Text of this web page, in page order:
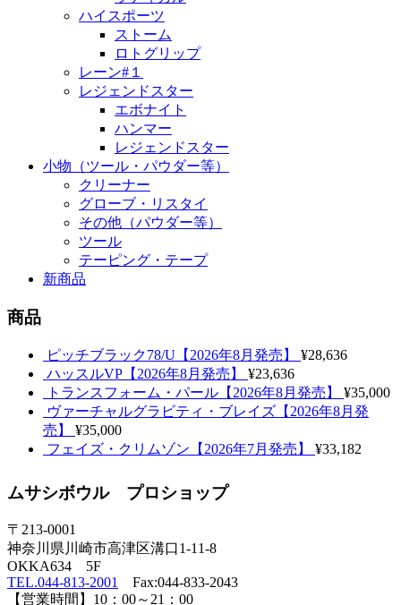
ハイスポーツ
ストーム
ロトグリップ
レーン#１
レジェンドスター
エボナイト
ハンマー
レジェンドスター
小物（ツール・パウダー等）
クリーナー
グローブ・リスタイ
その他（パウダー等）
ツール
テーピング・テープ
新商品
商品
ピッチブラック78/U【2026年8月発売】
¥28,636
ハッスルVP【2026年8月発売】
¥23,636
トランスフォーム・パール【2026年8月発売】
¥35,000
ヴァーチャルグラビティ・ブレイズ【2026年8月発
売】
¥35,000
フェイズ・クリムゾン【2026年7月発売】
¥33,182
ムサシボウル プロショップ
〒213-0001
神奈川県川崎市高津区溝口1-11-8
OKKA634 5F
TEL.044-813-2001
Fax:044-833-2043
【営業時間】10：00～21：00